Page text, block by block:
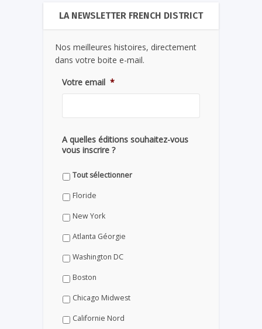
LA NEWSLETTER FRENCH DISTRICT
Nos meilleures histoires, directement
dans votre boite e-mail.
Votre email *
A quelles éditions souhaitez-vous
vous inscrire ?
Tout sélectionner
Floride
New York
Atlanta Géorgie
Washington DC
Boston
Chicago Midwest
Californie Nord